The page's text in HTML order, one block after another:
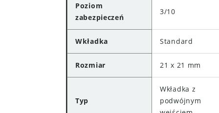
Poziom
zabezpieczeń
3/10
Wkładka Standard
Rozmiar 21 x 21 mm
Typ
Wkładka z
podwójnym